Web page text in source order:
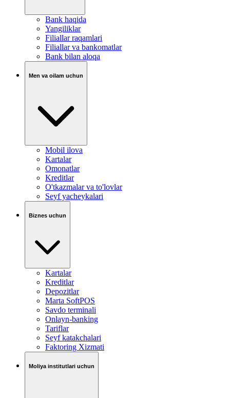
Bank haqida
Yangiliklar
Filiallar raqamlari
Filiallar va bankomatlar
Bank bilan aloqa
Men va oilam uchun
Mobil ilova
Kartalar
Omonatlar
Kreditlar
O'tkazmalar va to'lovlar
Seyf yacheykalari
Biznes uchun
Kartalar
Kreditlar
Depozitlar
Marta SoftPOS
Savdo terminali
Onlayn-banking
Tariflar
Seyf katakchalari
Faktoring Xizmati
Moliya institutlari uchun